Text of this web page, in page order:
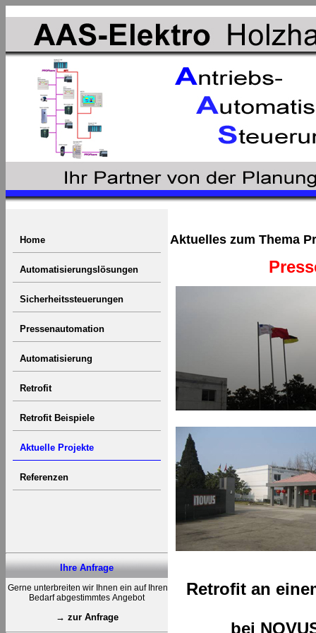
Home
Automatisierungslösungen
Sicherheitssteuerungen
Pressenautomation
Automatisierung
Retrofit
Retrofit Beispiele
Aktuelle Projekte
Referenzen
Ihre Anfrage
Gerne unterbreiten wir Ihnen ein auf Ihren
Bedarf abgestimmtes Angebot
→ zur Anfrage
Aktuelles zum Thema
Pressen
Retrofit an
bei